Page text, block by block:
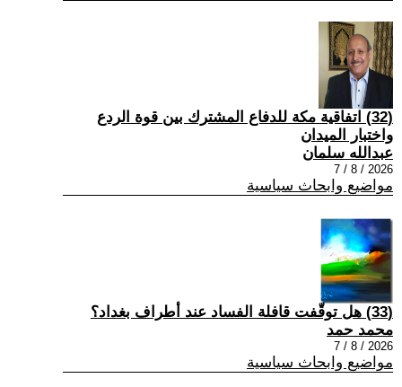
(32) اتفاقية مكة للدفاع المشترك بين قوة الردع
واختبار الميدان
عبدالله سلمان
2026 / 8 / 7
مواضيع وابحاث سياسية
(33) هل توقّفت قافلة الفساد عند أطراف بغداد؟
محمد حمد
2026 / 8 / 7
مواضيع وابحاث سياسية